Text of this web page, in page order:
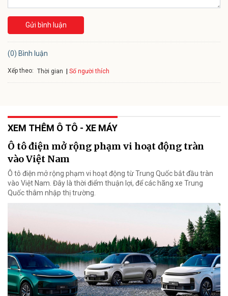
Gửi bình luận
(0) Bình luận
Xếp theo: Thời gian Số người thích
XEM THÊM Ô TÔ - XE MÁY
Ô tô điện mở rộng phạm vi hoạt động tràn
vào Việt Nam
Ô tô điện mở rộng phạm vi hoạt động từ Trung Quốc bắt đầu tràn
vào Việt Nam. Đây là thời điểm thuận lợi, để các hãng xe Trung
Quốc thâm nhập thị trường.